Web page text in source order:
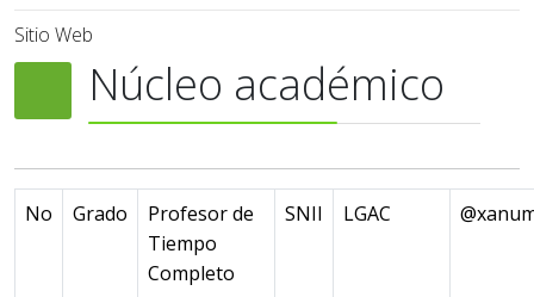
Sitio Web
Núcleo académico
No Grado
Profesor de
Tiempo
Completo
SNII LGAC